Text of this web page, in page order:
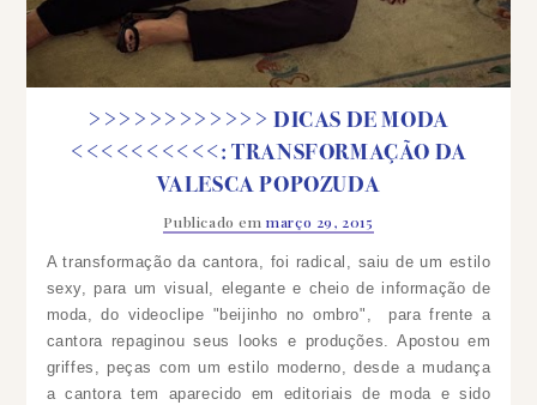
>>>>>>>>>>>> DICAS DE MODA
<<<<<<<<<<: TRANSFORMAÇÃO DA
VALESCA POPOZUDA
Publicado emmarço 29, 2015
A transformação da cantora, foi radical, saiu de um estilo
sexy, para um visual, elegante e cheio de informação de
moda, do videoclipe "beijinho no ombro", para frente a
cantora repaginou seus looks e produções. Apostou em
griffes, peças com um estilo moderno, desde a mudança
a cantora tem aparecido em editoriais de moda e sido